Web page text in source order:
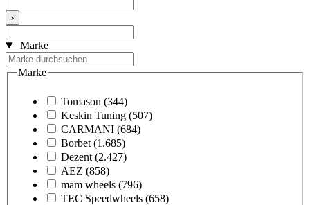
›
Marke
Marke
Tomason (344)
Keskin Tuning (507)
CARMANI (684)
Borbet (1.685)
Dezent (2.427)
AEZ (858)
mam wheels (796)
TEC Speedwheels (658)